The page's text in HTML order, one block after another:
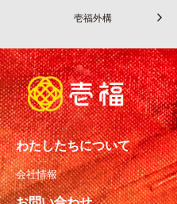
壱福外構
わたしたちについて
会社情報